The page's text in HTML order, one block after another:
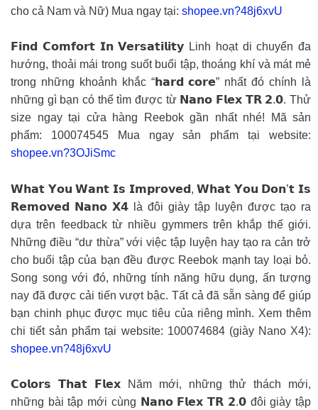
cho cả Nam và Nữ) Mua ngay tại: shopee.vn?48j6xvU
𝗙𝗶𝗻𝗱 𝗖𝗼𝗺𝗳𝗼𝗿𝘁 𝗜𝗻 𝗩𝗲𝗿𝘀𝗮𝘁𝗶𝗹𝗶𝘁𝘆 Linh hoạt di chuyển đa
hướng, thoải mái trong suốt buổi tập, thoáng khí và mát mẻ
trong những khoảnh khắc “𝗵𝗮𝗿𝗱 𝗰𝗼𝗿𝗲” nhất đó chính là
những gì bạn có thể tìm được từ 𝗡𝗮𝗻𝗼 𝗙𝗹𝗲𝘅 𝗧𝗥 𝟮.𝟬. Thử
size ngay tại cửa hàng Reebok gần nhất nhé! Mã sản
phẩm: 100074545 Mua ngay sản phẩm tại website:
shopee.vn?3OJiSmc
𝗪𝗵𝗮𝘁 𝗬𝗼𝘂 𝗪𝗮𝗻𝘁 𝗜𝘀 𝗜𝗺𝗽𝗿𝗼𝘃𝗲𝗱, 𝗪𝗵𝗮𝘁 𝗬𝗼𝘂 𝗗𝗼𝗻’𝘁 𝗜𝘀
𝗥𝗲𝗺𝗼𝘃𝗲𝗱 𝗡𝗮𝗻𝗼 𝗫𝟰 là đôi giày tập luyện được tạo ra
dựa trên feedback từ nhiều gymmers trên khắp thế giới.
Những điều “dư thừa” với việc tập luyện hay tạo ra cản trở
cho buổi tập của bạn đều được Reebok mạnh tay loại bỏ.
Song song với đó, những tính năng hữu dụng, ấn tượng
nay đã được cải tiến vượt bậc. Tất cả đã sẵn sàng để giúp
bạn chinh phục được mục tiêu của riêng mình. Xem thêm
chi tiết sản phẩm tại website: 100074684 (giày Nano X4):
shopee.vn?48j6xvU
𝗖𝗼𝗹𝗼𝗿𝘀 𝗧𝗵𝗮𝘁 𝗙𝗹𝗲𝘅 Năm mới, những thử thách mới,
những bài tập mới cùng 𝗡𝗮𝗻𝗼 𝗙𝗹𝗲𝘅 𝗧𝗥 𝟮.𝟬 đôi giày tập